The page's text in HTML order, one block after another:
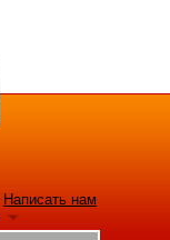
Написать нам